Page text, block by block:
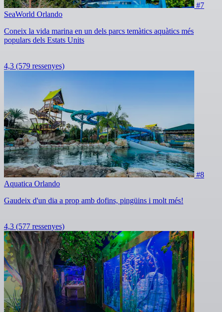
#7
SeaWorld Orlando
Coneix la vida marina en un dels parcs temàtics aquàtics més
populars dels Estats Units
4,3 (579 ressenyes)
#8
Aquatica Orlando
Gaudeix d'un dia a prop amb dofins, pingüins i molt més!
4,3 (577 ressenyes)